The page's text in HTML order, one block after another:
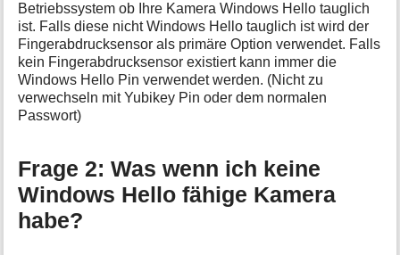
Betriebssystem ob Ihre Kamera Windows Hello tauglich
ist. Falls diese nicht Windows Hello tauglich ist wird der
Fingerabdrucksensor als primäre Option verwendet. Falls
kein Fingerabdrucksensor existiert kann immer die
Windows Hello Pin verwendet werden. (Nicht zu
verwechseln mit Yubikey Pin oder dem normalen
Passwort)
Frage 2: Was wenn ich keine
Windows Hello fähige Kamera
habe?